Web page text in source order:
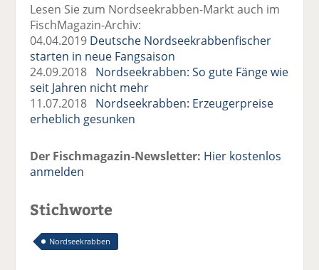
Lesen Sie zum Nordseekrabben-Markt auch im
FischMagazin-Archiv:
04.04.2019 Deutsche Nordseekrabbenfischer
starten in neue Fangsaison
24.09.2018 Nordseekrabben: So gute Fänge wie
seit Jahren nicht mehr
11.07.2018 Nordseekrabben: Erzeugerpreise
erheblich gesunken
Der Fischmagazin-Newsletter: Hier kostenlos
anmelden
Stichworte
Nordseekrabben